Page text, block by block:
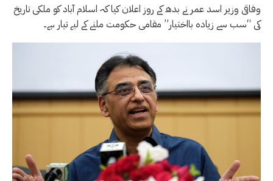
وفاقی وزیر اسد عمر نے بدھ کے روز اعلان کیا کہ اسلام آباد کو ملکی تاریخ
کی “سب سے زیادہ بااختیار” مقامی حکومت ملنے کے لیے تیار ہے۔